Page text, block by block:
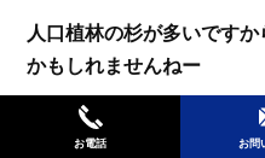
お電話 お問
人口植林の杉が多いですか
かもしれませんねー
伏見や南区
あたりは工業